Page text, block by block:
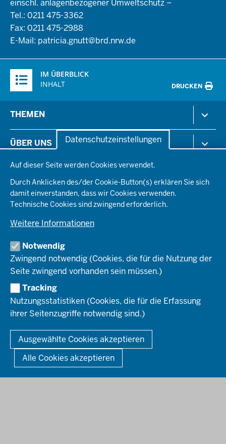
Datenschutzeinstellungen
Auf dieser Seite werden Cookies verwendet.
Durch Anklicken des/der Cookie-Button(s) erklären Sie sich
damit einverstanden, dass wir Cookies verwenden.
Technische Cookies sind zwingend erforderlich.
Weitere Informationen
Notwendig
Zwingend notwendig (Cookies, die für die Nutzung der
Seite zwingend vorhanden sein müssen.)
Tracking
Nutzungsstatistiken (Cookies, die für die Erfassung
ihrer Seitenzugriffe notwendig sind.)
Ausgewählte Cookies akzeptieren
Alle Cookies akzeptieren
einschl. anlagenbezogener Umweltschutz –
Tel.: 0211 475-3362
Fax: 0211 475-2988
E-Mail: patricia.gnutt@brd.nrw.de
Inhalte
IM ÜBERBLICK
INHALT
DRUCKEN
in
der
Fußzeile
THEMEN
Gesundheit & Soziales
Kommunales & Wirtschaft
Planen & Bauen
Schule & Bildung
Umwelt & Natur
ÜBER UNS
Aktenpläne
Organisationsstruktur
Behördenleitung
Die Bezirksregierung
Organisationsplan
Institutionen
Arbeitgeberprofil
Stellenangebote
Ausbildung
PRESSE
Pressefotos
Social-Media-Kanäle
REGIONALRAT DÜSSELDORF
SERVICES
Bekanntmachungen
Förderprogramme
Kontakt
Mediathek
So finden Sie uns
Anerkennung von Bildungsnachweisen
Offenlagen
HOTLINE
© 2026 Bezirksregierung Düsseldorf
Fußzeile
DATENSCHUTZ BARRIEREFREIHEIT
IMPRESSUM
KONTAKT